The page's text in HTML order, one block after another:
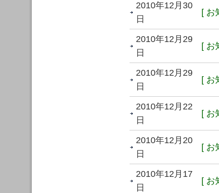
2010年12月30
日
[ お
2010年12月29
日
[ お
2010年12月29
日
[ お
2010年12月22
日
[ お
2010年12月20
日
[ お
2010年12月17
日
[ お